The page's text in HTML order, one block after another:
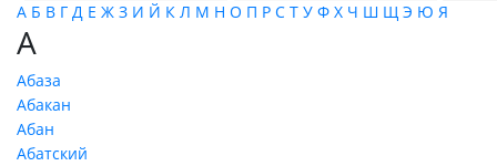
А Б В Г Д Е Ж З И Й К Л М Н О П Р С Т У Ф Х Ч Ш Щ Э Ю Я
А
Абаза
Абакан
Абан
Абатский